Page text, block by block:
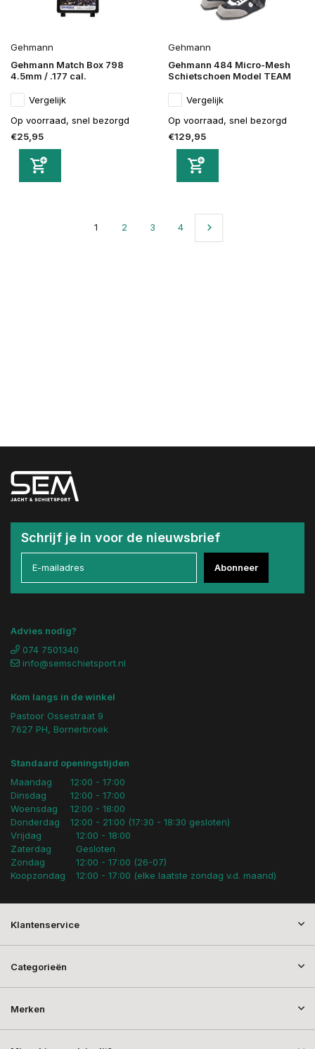
Gehmann
Gehmann Match Box 798
4.5mm / .177 cal.
Vergelijk
Op voorraad, snel bezorgd
€25,95
Gehmann
Gehmann 484 Micro-Mesh
Schietschoen Model TEAM
Vergelijk
Op voorraad, snel bezorgd
€129,95
1 2 3 4
Schrijf je in voor de nieuwsbrief
Abonneer
Advies nodig?
074 7501340
info@semschietsport.nl
Kom langs in de winkel
Pastoor Ossestraat 9
7627 PH, Bornerbroek
Standaard openingstijden
Maandag
Dinsdag
Woensdag
Donderdag
12:00 - 17:00
12:00 - 17:00
12:00 - 18:00
12:00 - 21:00 (17:30 - 18:30 gesloten)
Vrijdag
Zaterdag
Zondag
Koopzondag
12:00 - 18:00
Gesloten
12:00 - 17:00 (26-07)
12:00 - 17:00 (elke laatste zondag v.d. maand)
Klantenservice
Categorieën
Merken